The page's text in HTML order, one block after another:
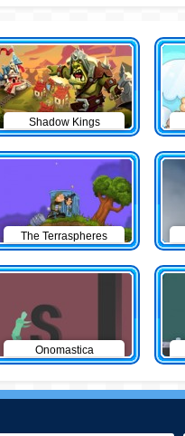
Shadow Kings
The Terraspheres
Onomastica